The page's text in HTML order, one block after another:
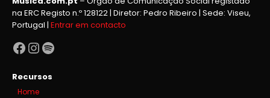
na ERC Registo n.º 128122 | Diretor: Pedro Ribeiro | Sede: Viseu,
Portugal | Entrar em contacto
Facebook
Instagram
Spotify
Recursos
Home